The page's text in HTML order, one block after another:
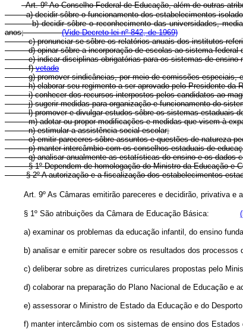
Art. 9º Ao Conselho Federal de Educação, além de outras
a) decidir sôbre o funcionamento dos estabelecimentos
b) decidir sôbre o reconhecimento das universidades,
anos;(Vide Decreto-lei nº 842, de 1969)
c) pronunciar-se sôbre os relatórios anuais dos institutos
d) opinar sôbre a incorporação de escolas ao sistema federal
e) indicar disciplinas obrigatórias para os sistemas de ensino
f)vetado
g) promover sindicâncias, por meio de comissões especiais, em
h) elaborar seu regimento a ser aprovado pelo Presidente da
i) conhecer dos recursos interpostos pelos candidatos ao
j) sugerir medidas para organização e funcionamento do
l) promover e divulgar estudos sôbre os sistemas estaduais
m) adotar ou propor modificações e medidas que visem à
n) estimular a assistência social escolar;
o) emitir pareceres sôbre assuntos e questões de natureza
p) manter intercâmbio com os conselhos estaduais de
q) analisar anualmente as estatísticas do ensino e os dados
§ 1º Dependem de homologação do Ministro da Educação e
§ 2º A autorização e a fiscalização dos estabelecimentos
Art. 9º As Câmaras emitirão pareceres e decidirão,
§ 1º São atribuições da Câmara de Educação Básica:
a) examinar os problemas da educação infantil, do ensino
b) analisar e emitir parecer sobre os resultados dos
c) deliberar sobre as diretrizes curriculares propostas pelo
d) colaborar na preparação do Plano Nacional de
e) assessorar o Ministro de Estado da Educação e do Desporto
f) manter intercâmbio com os sistemas de ensino dos Estados